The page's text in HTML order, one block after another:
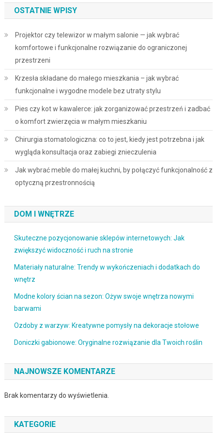
OSTATNIE WPISY
Projektor czy telewizor w małym salonie — jak wybrać
komfortowe i funkcjonalne rozwiązanie do ograniczonej
przestrzeni
Krzesła składane do małego mieszkania – jak wybrać
funkcjonalne i wygodne modele bez utraty stylu
Pies czy kot w kawalerce: jak zorganizować przestrzeń i zadbać
o komfort zwierzęcia w małym mieszkaniu
Chirurgia stomatologiczna: co to jest, kiedy jest potrzebna i jak
wygląda konsultacja oraz zabiegi znieczulenia
Jak wybrać meble do małej kuchni, by połączyć funkcjonalność z
optyczną przestronnością
DOM I WNĘTRZE
Skuteczne pozycjonowanie sklepów internetowych: Jak
zwiększyć widoczność i ruch na stronie
Materiały naturalne: Trendy w wykończeniach i dodatkach do
wnętrz
Modne kolory ścian na sezon: Ożyw swoje wnętrza nowymi
barwami
Ozdoby z warzyw: Kreatywne pomysły na dekoracje stołowe
Doniczki gabionowe: Oryginalne rozwiązanie dla Twoich roślin
NAJNOWSZE KOMENTARZE
Brak komentarzy do wyświetlenia.
KATEGORIE